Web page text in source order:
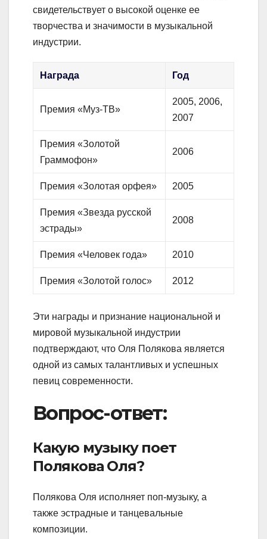
свидетельствует о высокой оценке ее
творчества и значимости в музыкальной
индустрии.
Награда Год
Премия «Муз-ТВ»
2005, 2006,
2007
Премия «Золотой
Граммофон»
2006
Премия «Золотая орфея» 2005
Премия «Звезда русской
эстрады»
2008
Премия «Человек года» 2010
Премия «Золотой голос» 2012
Эти награды и признание национальной и
мировой музыкальной индустрии
подтверждают, что Оля Полякова является
одной из самых талантливых и успешных
певиц современности.
Вопрос-ответ:
Какую музыку поет
Полякова Оля?
Полякова Оля исполняет поп-музыку, а
также эстрадные и танцевальные
композиции.